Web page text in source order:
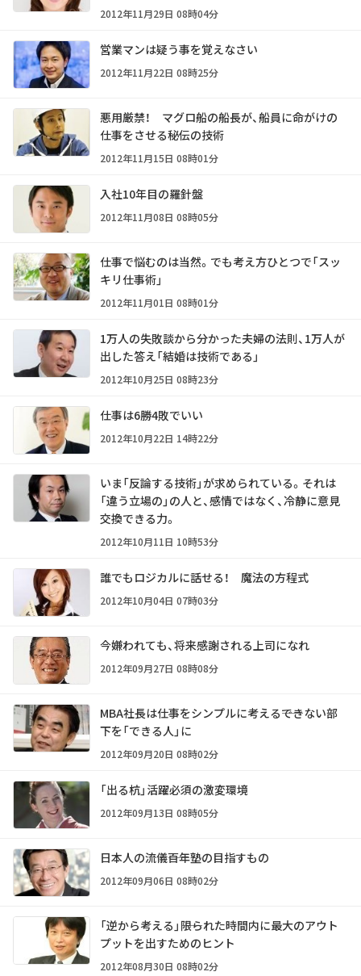
2012年11月29日 08時04分
営業マンは疑う事を覚えなさい
2012年11月22日 08時25分
悪用厳禁！ マグロ船の船長が、船員に命がけの
仕事をさせる秘伝の技術
2012年11月15日 08時01分
入社10年目の羅針盤
2012年11月08日 08時05分
仕事で悩むのは当然。でも考え方ひとつで「スッ
キリ仕事術」
2012年11月01日 08時01分
1万人の失敗談から分かった夫婦の法則、1万人が
出した答え「結婚は技術である」
2012年10月25日 08時23分
仕事は6勝4敗でいい
2012年10月22日 14時22分
いま「反論する技術」が求められている。それは
「違う立場の」の人と、感情ではなく、冷静に意見
交換できる力。
2012年10月11日 10時53分
誰でもロジカルに話せる！ 魔法の方程式
2012年10月04日 07時03分
今嫌われても、将来感謝される上司になれ
2012年09月27日 08時08分
MBA社長は仕事をシンプルに考える――できない部
下を「できる人」に
2012年09月20日 08時02分
「出る杭」活躍必須の激変環境
2012年09月13日 08時05分
日本人の流儀――百年塾の目指すもの
2012年09月06日 08時02分
「逆から考える」――限られた時間内に最大のアウト
プットを出すためのヒント
2012年08月30日 08時02分